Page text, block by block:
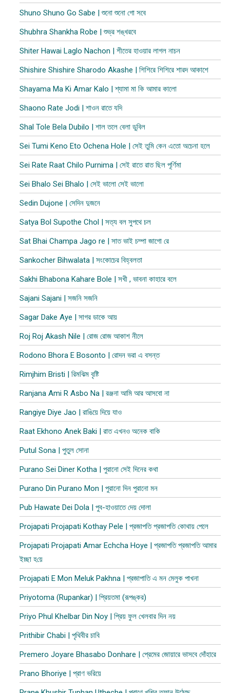
Shuno Shuno Go Sabe | শুনো শুনো গো সবে
Shubhra Shankha Robe | শুভ্র শঙ্খরবে
Shiter Hawai Laglo Nachon | শীতের হাওয়ার লাগল নাচন
Shishire Shishire Sharodo Akashe | শিশিরে শিশিরে শারদ আকাশে
Shayama Ma Ki Amar Kalo | শ্যামা মা কি আমার কালো
Shaono Rate Jodi | শাওন রাতে যদি
Shal Tole Bela Dubilo | শাল তলে বেলা ডুবিল​
Sei Tumi Keno Eto Ochena Hole | সেই তুমি কেন এতো অচেনা হলে
Sei Rate Raat Chilo Purnima | সেই রাতে রাত ছিল পূর্ণিমা
Sei Bhalo Sei Bhalo | সেই ভালো সেই ভালো
Sedin Dujone | সেদিন দুজনে
Satya Bol Supothe Chol | সত্য বল সুপথে চল
Sat Bhai Champa Jago re | সাত ভাই চম্পা জাগো রে
Sankocher Bihwalata | সংকোচের বিহ্বলতা
Sakhi Bhabona Kahare Bole | সখী , ভাবনা কাহারে বলে
Sajani Sajani | সজনি সজনি
Sagar Dake Aye | সাগর ডাকে আয়
Roj Roj Akash Nile | রোজ রোজ আকাশ নীলে
Rodono Bhora E Bosonto | রোদন ভরা এ বসন্ত
Rimjhim Bristi | রিমঝিম বৃষ্টি
Ranjana Ami R Asbo Na | রঞ্জনা আমি আর আসবো না
Rangiye Diye Jao | রাঙিয়ে দিয়ে যাও
Raat Ekhono Anek Baki | রাত এখনও অনেক বাকি
Putul Sona | পুতুল সোনা
Purano Sei Diner Kotha | পুরানো সেই দিনের কথা
Purano Din Purano Mon | পুরানো দিন পুরানো মন
Pub Hawate Dei Dola | পুব​-হাওয়াতে দেয় দোলা
Projapati Projapati Kothay Pele | প্রজাপতি প্রজাপতি কোথায় পেলে
Projapati Projapati Amar Echcha Hoye | প্রজাপতি প্রজাপতি আমার
ইচ্ছা হ​য়ে
Projapati E Mon Meluk Pakhna | প্রজাপাতি এ মন মেলুক পাখনা
Priyotoma (Rupankar) | প্রিয়তমা (রূপঙ্কর)
Priyo Phul Khelbar Din Noy | প্রিয় ফুল খেলবার দিন নয়
Prithibir Chabi | পৃথিবীর চাবি
Premero Joyare Bhasabo Donhare | প্রেমের জোয়ারে ভাসবে দোঁহারে
Prano Bhoriye | প্রাণ ভরিয়ে